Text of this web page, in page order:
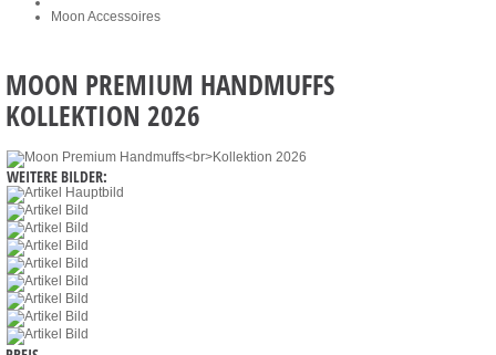
Moon Accessoires
MOON PREMIUM HANDMUFFS
KOLLEKTION 2026
WEITERE BILDER: